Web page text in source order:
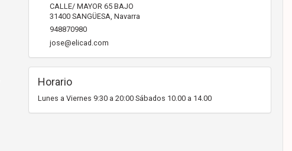
CALLE/ MAYOR 65 BAJO
31400 SANGÜESA, Navarra
948870980
jose@elicad.com
Horario
Lunes a Viernes 9:30 a 20:00 Sábados 10.00 a 14.00